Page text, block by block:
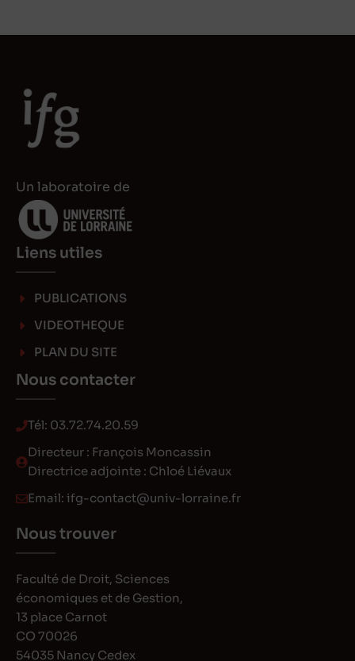
Un laboratoire de
Liens utiles
PUBLICATIONS
VIDEOTHEQUE
PLAN DU SITE
Nous contacter
Tél: 03.72.74.20.59
Directeur : François Moncassin
Directrice adjointe : Chloé Liévaux
Email: ifg-contact@univ-lorraine.fr
Nous trouver
Faculté de Droit, Sciences
économiques et de Gestion,
13 place Carnot
CO 70026
54035 Nancy Cedex